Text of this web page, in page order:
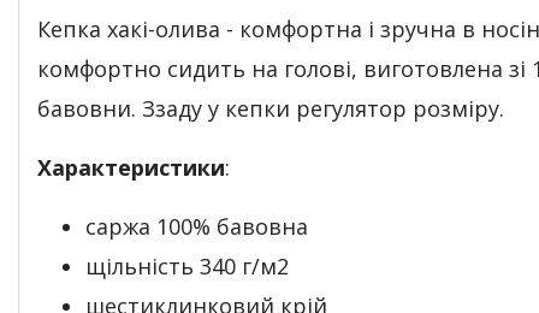
Кепка хакі-олива - комфортна і зручна в
комфортно сидить на голові, виготовлена зі
бавовни. Ззаду у кепки регулятор розміру.
Характеристики:
саржа 100% бавовна
щільність 340 г/м2
шестиклинковий крій